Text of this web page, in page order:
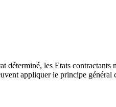
déterminé, les Etats contractants
appliquer le principe général